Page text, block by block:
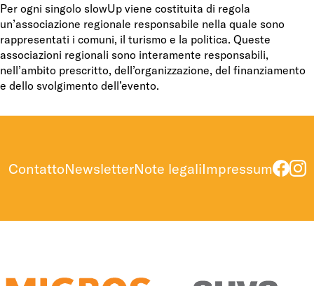
Per ogni singolo slowUp viene costituita di regola
un’associazione regionale responsabile nella quale sono
rappresentati i comuni, il turismo e la politica. Queste
associazioni regionali sono interamente responsabili,
nell’ambito prescritto, dell’organizzazione, del finanziamento
e dello svolgimento dell’evento.
ContattoNewsletterNote legaliImpressum